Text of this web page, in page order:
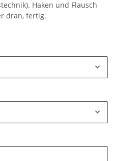
Haken und Flausch
dran, fertig.